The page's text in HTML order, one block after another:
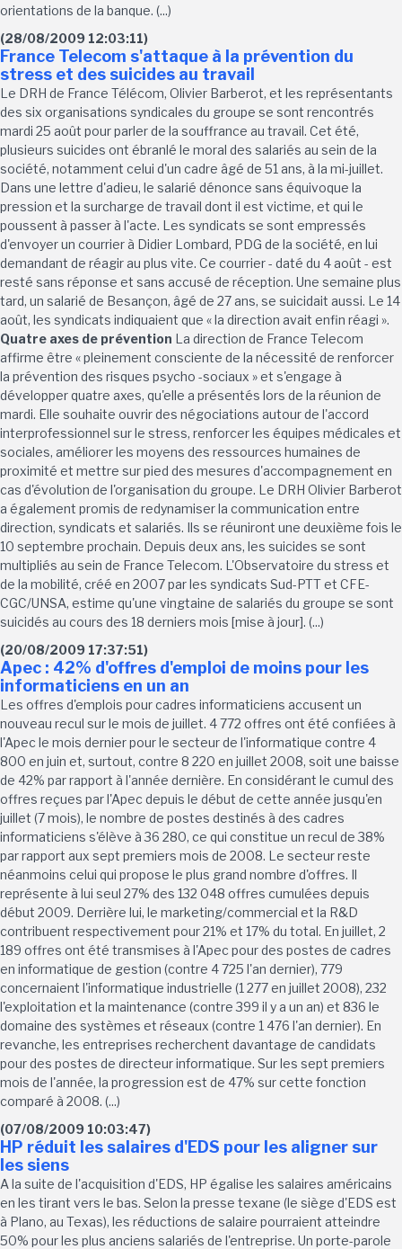
orientations de la banque. (...)
(28/08/2009 12:03:11)
France Telecom s'attaque à la prévention du
stress et des suicides au travail
Le DRH de France Télécom, Olivier Barberot, et les représentants
des six organisations syndicales du groupe se sont rencontrés
mardi 25 août pour parler de la souffrance au travail. Cet été,
plusieurs suicides ont ébranlé le moral des salariés au sein de la
société, notamment celui d'un cadre âgé de 51 ans, à la mi-juillet.
Dans une lettre d'adieu, le salarié dénonce sans équivoque la
pression et la surcharge de travail dont il est victime, et qui le
poussent à passer à l'acte. Les syndicats se sont empressés
d'envoyer un courrier à Didier Lombard, PDG de la société, en lui
demandant de réagir au plus vite. Ce courrier - daté du 4 août - est
resté sans réponse et sans accusé de réception. Une semaine plus
tard, un salarié de Besançon, âgé de 27 ans, se suicidait aussi. Le 14
août, les syndicats indiquaient que « la direction avait enfin réagi ».
Quatre axes de prévention La direction de France Telecom
affirme être « pleinement consciente de la nécessité de renforcer
la prévention des risques psycho -sociaux » et s'engage à
développer quatre axes, qu'elle a présentés lors de la réunion de
mardi. Elle souhaite ouvrir des négociations autour de l'accord
interprofessionnel sur le stress, renforcer les équipes médicales et
sociales, améliorer les moyens des ressources humaines de
proximité et mettre sur pied des mesures d'accompagnement en
cas d'évolution de l'organisation du groupe. Le DRH Olivier Barberot
a également promis de redynamiser la communication entre
direction, syndicats et salariés. Ils se réuniront une deuxième fois le
10 septembre prochain. Depuis deux ans, les suicides se sont
multipliés au sein de France Telecom. L'Observatoire du stress et
de la mobilité, créé en 2007 par les syndicats Sud-PTT et CFE-
CGC/UNSA, estime qu'une vingtaine de salariés du groupe se sont
suicidés au cours des 18 derniers mois [mise à jour]. (...)
(20/08/2009 17:37:51)
Apec : 42% d'offres d'emploi de moins pour les
informaticiens en un an
Les offres d'emplois pour cadres informaticiens accusent un
nouveau recul sur le mois de juillet. 4 772 offres ont été confiées à
l'Apec le mois dernier pour le secteur de l'informatique contre 4
800 en juin et, surtout, contre 8 220 en juillet 2008, soit une baisse
de 42% par rapport à l'année dernière. En considérant le cumul des
offres reçues par l'Apec depuis le début de cette année jusqu'en
juillet (7 mois), le nombre de postes destinés à des cadres
informaticiens s'élève à 36 280, ce qui constitue un recul de 38%
par rapport aux sept premiers mois de 2008. Le secteur reste
néanmoins celui qui propose le plus grand nombre d'offres. Il
représente à lui seul 27% des 132 048 offres cumulées depuis
début 2009. Derrière lui, le marketing/commercial et la R&D
contribuent respectivement pour 21% et 17% du total. En juillet, 2
189 offres ont été transmises à l'Apec pour des postes de cadres
en informatique de gestion (contre 4 725 l'an dernier), 779
concernaient l'informatique industrielle (1 277 en juillet 2008), 232
l'exploitation et la maintenance (contre 399 il y a un an) et 836 le
domaine des systèmes et réseaux (contre 1 476 l'an dernier). En
revanche, les entreprises recherchent davantage de candidats
pour des postes de directeur informatique. Sur les sept premiers
mois de l'année, la progression est de 47% sur cette fonction
comparé à 2008. (...)
(07/08/2009 10:03:47)
HP réduit les salaires d'EDS pour les aligner sur
les siens
A la suite de l'acquisition d'EDS, HP égalise les salaires américains
en les tirant vers le bas. Selon la presse texane (le siège d'EDS est
à Plano, au Texas), les réductions de salaire pourraient atteindre
50% pour les plus anciens salariés de l'entreprise. Un porte-parole